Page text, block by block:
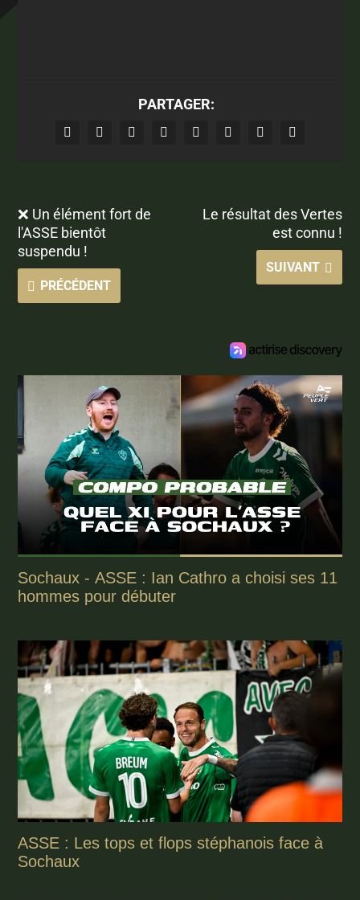
PARTAGER:
❌ Un élément fort de
l'ASSE bientôt
suspendu !
PRÉCÉDENT
Le résultat des Vertes
est connu !
SUIVANT
Sochaux - ASSE : Ian Cathro a choisi ses 11
hommes pour débuter
ASSE : Les tops et flops stéphanois face à
Sochaux